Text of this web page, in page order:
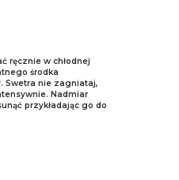
ręcznie w chłodnej
środka
Swetra nie zagniataj,
Nadmiar
przykładając go do